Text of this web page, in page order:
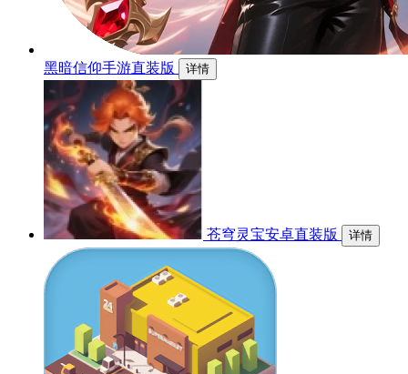
黑暗信仰手游直装版 详情
苍穹灵宝安卓直装版 详情